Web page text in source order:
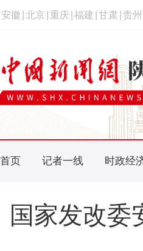
安徽 北京 重庆 福建 甘肃 贵州
首页 记者一线 时政经
国家发改委